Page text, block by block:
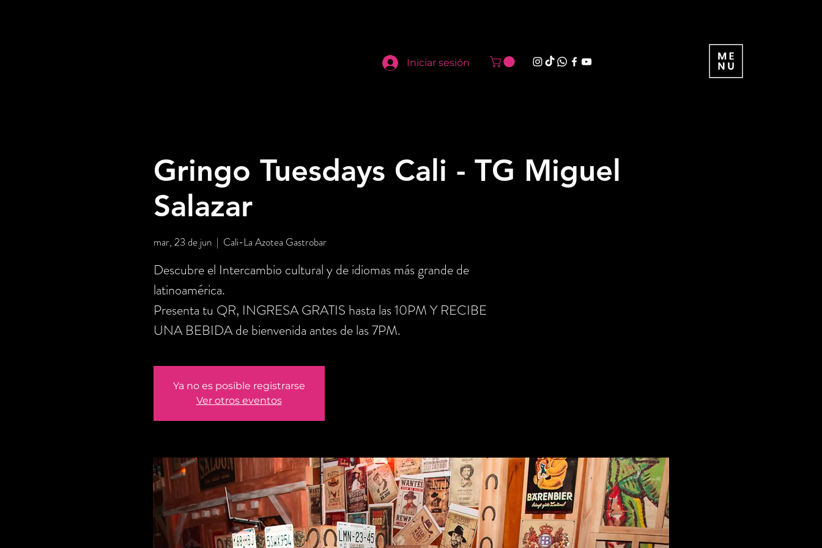
Iniciar sesión
Gringo Tuesdays Cali - TG Miguel
Salazar
mar, 23 de jun
  |
Cali-La Azotea Gastrobar
Descubre el Intercambio cultural y de idiomas más grande de
latinoamérica.
Presenta tu QR, INGRESA GRATIS hasta las 10PM Y RECIBE
UNA BEBIDA de bienvenida antes de las 7PM.
Ya no es posible registrarse
Ver otros eventos